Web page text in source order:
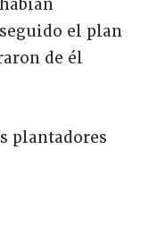
el plan
de él
plantadores